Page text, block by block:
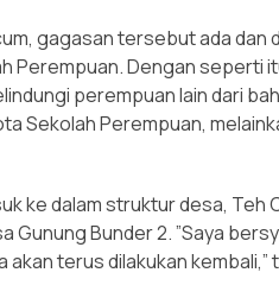
gagasan tersebut ada
Perempuan. Dengan seperti
perempuan lain dari
Sekolah Perempuan,
ke dalam struktur desa,
Gunung Bunder 2. ”Saya
akan terus dilakukan kembali,”